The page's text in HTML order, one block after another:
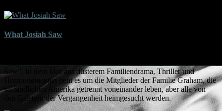
What Josiah Saw
Saw“. In dem Mix aus düsterem Familiendrama, Thriller und
Horrorelementen geht es um die Mitglieder der Familie Graham, die
im ländlichen Amerika getrennt voneinander leben, aber alle von
den Geistern der Vergangenheit heimgesucht werden.